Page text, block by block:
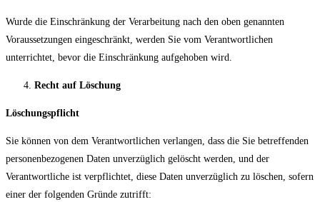
Wurde die Einschränkung der Verarbeitung nach den oben genannten
Voraussetzungen eingeschränkt, werden Sie vom Verantwortlichen
unterrichtet, bevor die Einschränkung aufgehoben wird.
Recht auf Löschung
Löschungspflicht
Sie können von dem Verantwortlichen verlangen, dass die Sie betreffenden
personenbezogenen Daten unverzüglich gelöscht werden, und der
Verantwortliche ist verpflichtet, diese Daten unverzüglich zu löschen, sofern
einer der folgenden Gründe zutrifft: